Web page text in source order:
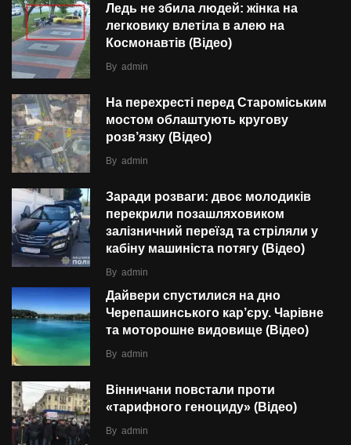
Ледь не збила людей: жінка на
легковику влетіла в алею на
Космонавтів (Відео)
By admin
На перехресті перед Староміським
мостом облаштують кругову
розв’язку (Відео)
By admin
Заради розваги: двоє молодиків
перекрили позашляховиком
залізничний переїзд та стріляли у
кабіну машиніста потягу (Відео)
By admin
Дайвери спустилися на дно
Черепашинського кар’єру. Чарівне
та моторошне видовище (Відео)
By admin
Вінничани повстали проти
«тарифного геноциду» (Відео)
By admin